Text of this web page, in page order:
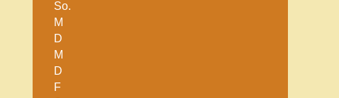
So.
M
D
M
D
F